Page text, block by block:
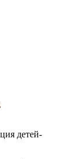
детей-